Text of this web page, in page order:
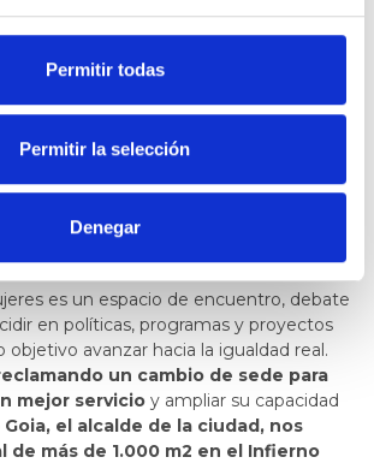
Permitir todas
Permitir la selección
Denegar
ni permite que la atención a
demandan nuestros servicios ni las
es un espacio de encuentro, debate
en políticas, programas y proyectos
avanzar hacia la igualdad real.
un cambio de sede para
mejor servicio y ampliar su capacidad
Goia, el alcalde de la ciudad, nos
de más de 1.000 m2 en el Infierno